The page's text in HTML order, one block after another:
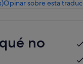
Opinar sobre esta
no